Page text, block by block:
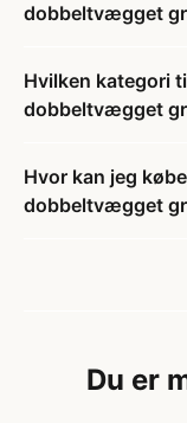
dobbeltvægget
Hvilken kategori
dobbeltvægget
Hvor kan jeg
dobbeltvægget
Du er